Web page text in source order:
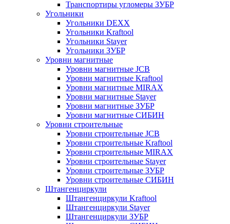
Транспортиры угломеры ЗУБР
Угольники
Угольники DEXX
Угольники Kraftool
Угольники Stayer
Угольники ЗУБР
Уровни магнитные
Уровни магнитные JCB
Уровни магнитные Kraftool
Уровни магнитные MIRAX
Уровни магнитные Stayer
Уровни магнитные ЗУБР
Уровни магнитные СИБИН
Уровни строительные
Уровни строительные JCB
Уровни строительные Kraftool
Уровни строительные MIRAX
Уровни строительные Stayer
Уровни строительные ЗУБР
Уровни строительные СИБИН
Штангенциркули
Штангенциркули Kraftool
Штангенциркули Stayer
Штангенциркули ЗУБР